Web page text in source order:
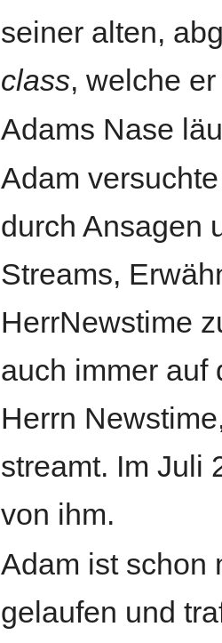
seiner alten,
class, welche
Adams Nase
Adam
durch Ansagen
Streams,
HerrNewstime
auch immer auf
Herrn
streamt. Im Juli
von ihm.
Adam ist schon
gelaufen und